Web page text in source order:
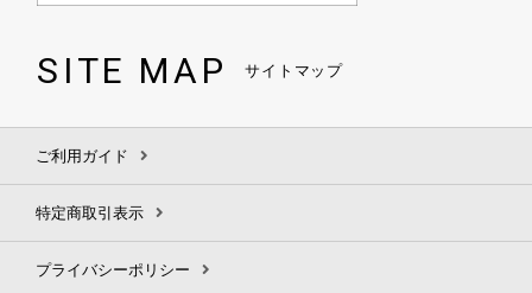
SITE MAP サイトマップ
ご利用ガイド
特定商取引表示
プライバシーポリシー